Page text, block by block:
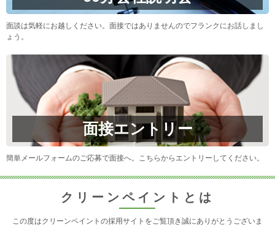
面談は気軽にお越しください。面接ではありませんのでフランクにお話しまし
ょう。
面接エントリー
簡単メールフォームのご応募で面接へ。こちらからエントリーしてください。
クリーンペイントとは
この度はクリーンペイントの採用サイトをご覧頂き誠にありがとうございま